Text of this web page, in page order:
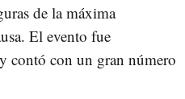
de la máxima
El evento fue
y contó con un gran número